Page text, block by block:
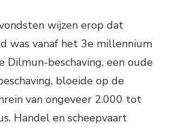
wijzen erop dat
was vanaf het 3e millennium
Dilmun-beschaving, een oude
bloeide op de
van ongeveer 2.000 tot
Handel en scheepvaart